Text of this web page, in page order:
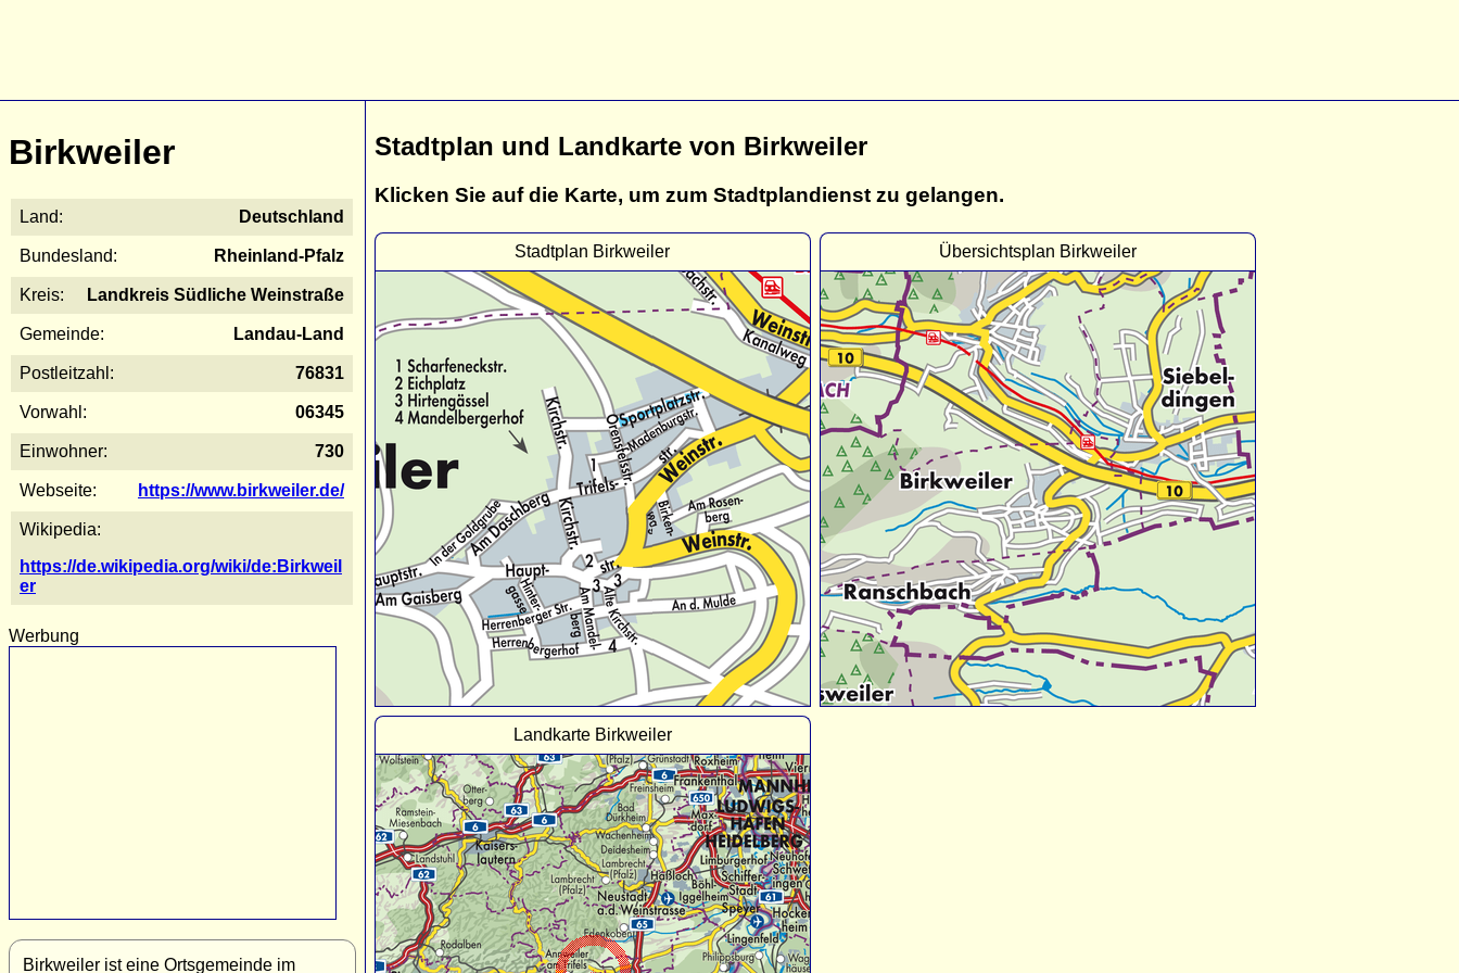
Birkweiler
Land: Deutschland
Bundesland: Rheinland-Pfalz
Kreis: Landkreis Südliche Weinstraße
Gemeinde: Landau-Land
Postleitzahl: 76831
Vorwahl: 06345
Einwohner: 730
Webseite: https://www.birkweiler.de/
Wikipedia:
https://de.wikipedia.org/wiki/de:Birkweil
er
Werbung
Birkweiler ist eine Ortsgemeinde im
Stadtplan und Landkarte von Birkweiler
Klicken Sie auf die Karte, um zum Stadtplandienst zu gelangen.
Stadtplan Birkweiler Übersichtsplan Birkweiler
Landkarte Birkweiler